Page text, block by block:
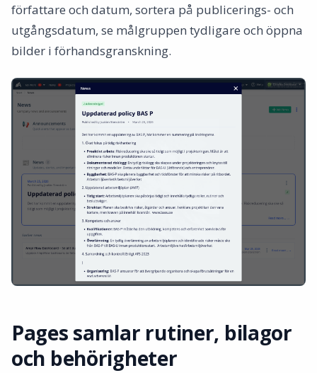
författare och datum, sortera på publicerings- och
utgångsdatum, se målgruppen tydligare och öppna
bilder i förhandsgranskning.
Pages samlar rutiner, bilagor
och behörigheter